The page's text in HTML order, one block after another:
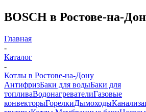
BOSCH в Ростове-на-
Главная
-
Каталог
-
Котлы в Ростове-на-Дону
АнтифризБаки для водыБаки для
топливаВодонагревателиГазовые
конвекторыГорелкиДымоходы